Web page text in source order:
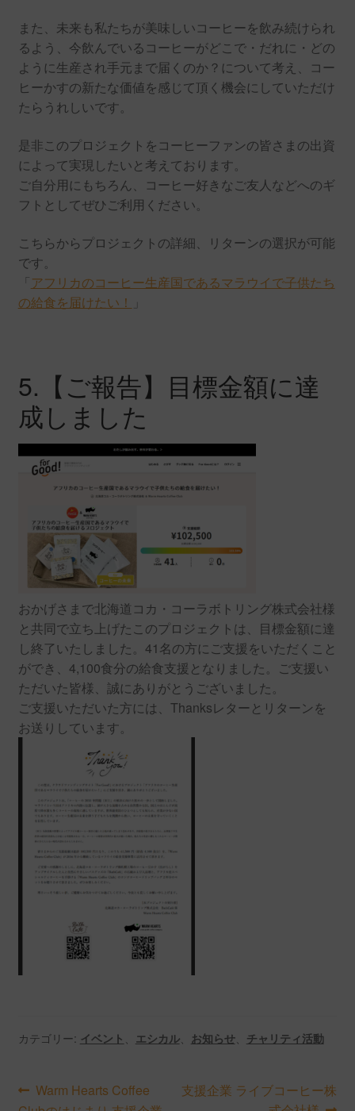
また、未来も私たちが美味しいコーヒーを飲み続けられ
るよう、今飲んでいるコーヒーがどこで・だれに・どの
ように生産され手元まで届くのか？について考え、コー
ヒーかすの新たな価値を感じて頂く機会にしていただけ
たらうれしいです。
是非このプロジェクトをコーヒーファンの皆さまの出資
によって実現したいと考えております。
ご自分用にもちろん、コーヒー好きなご友人などへのギ
フトとしてぜひご利用ください。
こちらからプロジェクトの詳細、リターンの選択が可能
です。
「アフリカのコーヒー生産国であるマラウイで子供たち
の給食を届けたい！
5.【ご報告】目標金額に達
成しました
おかげさまで北海道コカ・コーラボトリング株式会社様
と共同で立ち上げたこのプロジェクトは、目標金額に達
し終了いたしました。41名の方にご支援をいただくこと
ができ、4,100食分の給食支援となりました。ご支援い
ただいた皆様、誠にありがとうございました。
ご支援いただいた方には、Thanksレターとリターンを
お送りしています。
カテゴリー: イベント 、 エシカル、 お知らせ、 チャリティ活動
投前
Warm Hearts Coffee
次
支援企業 ライブコーヒー株